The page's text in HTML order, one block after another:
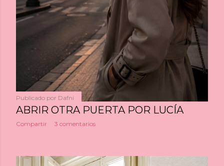
Publicado por Dafni
ABRIR OTRA PUERTA POR LUCÍA
Compartir 3 comentarios